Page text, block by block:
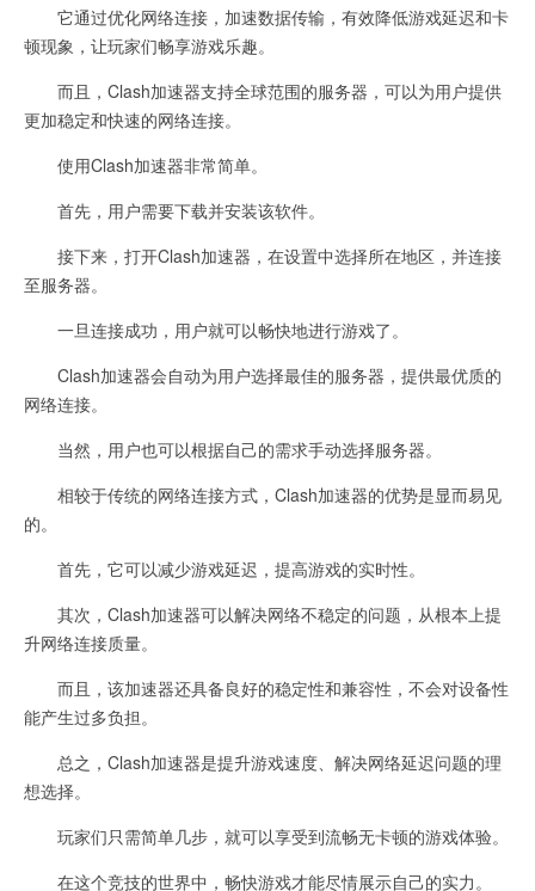
它通过优化网络连接，加速数据传输，有效降低游戏延迟和卡
顿现象，让玩家们畅享游戏乐趣。
而且，Clash加速器支持全球范围的服务器，可以为用户提供
更加稳定和快速的网络连接。
使用Clash加速器非常简单。
首先，用户需要下载并安装该软件。
接下来，打开Clash加速器，在设置中选择所在地区，并连接
至服务器。
一旦连接成功，用户就可以畅快地进行游戏了。
Clash加速器会自动为用户选择最佳的服务器，提供最优质的
网络连接。
当然，用户也可以根据自己的需求手动选择服务器。
相较于传统的网络连接方式，Clash加速器的优势是显而易见
的。
首先，它可以减少游戏延迟，提高游戏的实时性。
其次，Clash加速器可以解决网络不稳定的问题，从根本上提
升网络连接质量。
而且，该加速器还具备良好的稳定性和兼容性，不会对设备性
能产生过多负担。
总之，Clash加速器是提升游戏速度、解决网络延迟问题的理
想选择。
玩家们只需简单几步，就可以享受到流畅无卡顿的游戏体验。
在这个竞技的世界中，畅快游戏才能尽情展示自己的实力。